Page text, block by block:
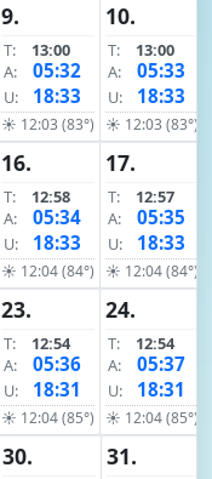
9.
T:
13:00
A:
05:32
U: 18:33
☀ 12:03 (83°)
10.
T:
13:00
A:
05:33
U: 18:33
☀ 12:03 (83°)
16.
T:
12:58
A:
05:34
U: 18:33
☀ 12:04 (84°)
17.
T:
12:57
A:
05:35
U: 18:33
☀ 12:04 (84°)
23.
T:
12:54
A:
05:36
U: 18:31
☀ 12:04 (85°)
24.
T:
12:54
A:
05:37
U: 18:31
☀ 12:04 (85°)
30. 31.